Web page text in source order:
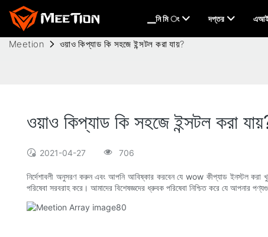
▁নি মি ং দপ্তর এআই
Meetion ওয়াও কিপ্যাড কি সহজে ইন্সটল করা যায়?
ওয়াও কিপ্যাড কি সহজে ইন্সটল করা
2021-04-27 706
নির্দেশাবলী অনুসরণ করুন এবং আপনি আবিষ্কার করবেন যে wow কীপ্যাড ইনস্টল
পরিষেবা সরবরাহ করে। আমাদের বিশেষজ্ঞদের ধ্রুবক পরিষেবা নিশ্চিত করে যে আপনার